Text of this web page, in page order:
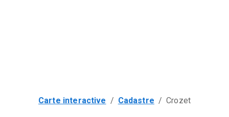
Carte interactive / Cadastre / Crozet